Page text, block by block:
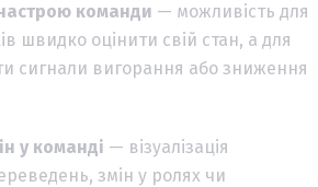
команди — можливість для
швидко оцінити свій стан, а для
сигнали вигорання або зниження
у команді — візуалізація
змін у ролях чи